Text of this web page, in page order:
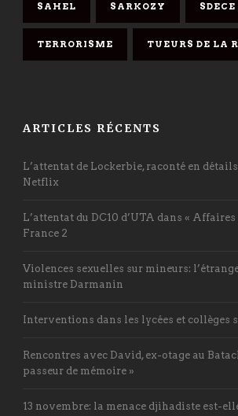
SAHEL SARKOZY SDECE
TERRORISME TUEURS DE LA
ARTICLES RÉCENTS
L’attentat de Lockerbie, raconté en
Netflix
L’attentat du DC10 d’UTA dans «
France 2
Violences sexuelles sur mineurs:
ministre Darmanin
Interventions dans les lycées et collèges
Rencontres avec David, ex-otage au
passeur de mémoire »
13 novembre: la menace djihadiste est-